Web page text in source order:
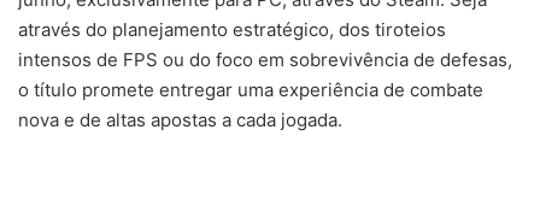
através do planejamento estratégico, dos tiroteios
intensos de FPS ou do foco em sobrevivência de defesas,
o título promete entregar uma experiência de combate
nova e de altas apostas a cada jogada.